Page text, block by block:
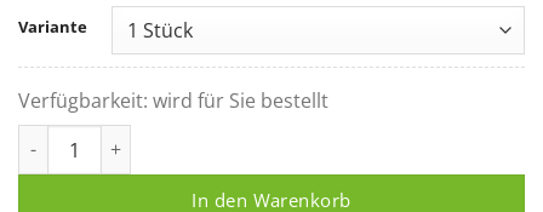
Variante
Verfügbarkeit: wird für Sie bestellt
In den Warenkorb